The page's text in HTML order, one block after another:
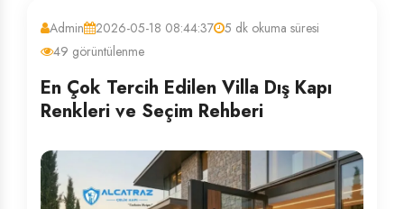
Admin 2026-05-18 08:44:37 5 dk okuma süresi
49 görüntülenme
En Çok Tercih Edilen Villa Dış Kapı
Renkleri ve Seçim Rehberi